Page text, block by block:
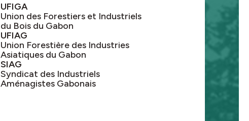
UFIGA
Union des Forestiers et Industriels
du Bois du Gabon
UFIAG
Union Forestière des Industries
Asiatiques du Gabon
SIAG
Syndicat des Industriels
Aménagistes Gabonais